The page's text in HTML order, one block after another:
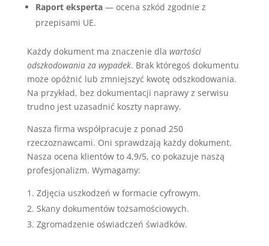
Raport eksperta— ocena szkód zgodnie z
przepisami UE.
Każdy dokument ma znaczenie dla wartości
odszkodowania za wypadek. Brak któregoś dokumentu
może opóźnić lub zmniejszyć kwotę odszkodowania.
Na przykład, bez dokumentacji naprawy z serwisu
trudno jest uzasadnić koszty naprawy.
Nasza firma współpracuje z ponad 250
rzeczoznawcami. Oni sprawdzają każdy dokument.
Nasza ocena klientów to 4,9/5, co pokazuje naszą
profesjonalizm. Wymagamy:
Zdjęcia uszkodzeń w formacie cyfrowym.
Skany dokumentów tożsamościowych.
Zgromadzenie oświadczeń świadków.